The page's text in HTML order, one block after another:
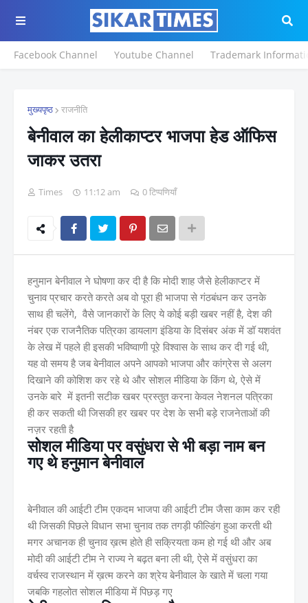
Facebook Channel Youtube Channel Trademark
मुख्यपृष्ठ राजनीति
बेनीवाल का हेलीकाप्टर भाजपा हेड ऑफिस
जाकर उतरा
Times 11:12 am 0 टिप्पणियाँ
हनुमान बेनीवाल ने घोषणा कर दी है कि मोदी शाह जैसे हेलीकाप्टर में
चुनाव प्रचार करते करते अब वो पूरा ही भाजपा से गंठबंधन कर उनके
साथ ही चलेंगे, वैसे जानकारों के लिए ये कोई बड़ी खबर नहीं है, देश की
नंबर एक राजनैतिक पत्रिका डायलाग इंडिया के दिसंबर अंक में डॉ यशवंत
के लेख में पहले ही इसकी भविष्वाणी पूरे विश्वास के साथ कर दी गई थी,
यह वो समय है जब बेनीवाल अपने आपको भाजपा और कांग्रेस से अलग
दिखाने की कोशिश कर रहे थे और सोशल मीडिया के किंग थे, ऐसे में
उनके बारे में इतनी सटीक खबर प्रस्तुत करना केवल नेशनल पत्रिका
ही कर सकती थी जिसकी हर खबर पर देश के सभी बड़े राजनेताओं की
नज़र रहती है
सोशल मीडिया पर वसुंधरा से भी बड़ा नाम बन
गए थे हनुमान बेनीवाल
बेनीवाल की आईटी टीम एकदम भाजपा की आईटी टीम जैसा काम कर रही
थी जिसकी पिछले विधान सभा चुनाव तक तगड़ी फील्डिंग हुआ करती थी
मगर अचानक ही चुनाव ख़त्म होते ही सक्रियता कम हो गई थी और अब
मोदी की आईटी टीम ने राज्य ने बढ़त बना ली थी, ऐसे में वसुंधरा का
वर्चस्व राजस्थान में ख़त्म करने का श्रेय बेनीवाल के खाते में चला गया
जबकि गहलोत सोशल मीडिया में पिछड़ गए